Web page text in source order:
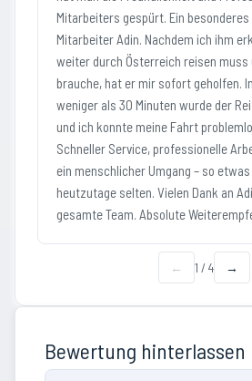
Mitarbeiters gespürt. Ein besonderes
Mitarbeiter Adin. Nachdem ich ihm
weiter durch Österreich reisen muss
brauche, hat er mir sofort geholfen.
weniger als 30 Minuten wurde der
und ich konnte meine Fahrt
Schneller Service, professionelle
ein menschlicher Umgang – so
heutzutage selten. Vielen Dank an
gesamte Team. Absolute
← 1 / 4 →
Bewertung hinterlassen